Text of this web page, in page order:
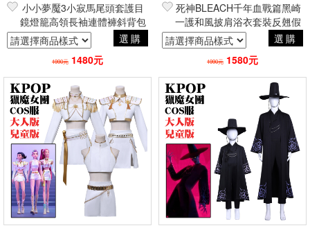
小小夢魘3小寂馬尾頭套護目
鏡燈籠高領長袖連體褲斜背包
套裝 萬聖節角色扮演Cosplay
選購
1990元 1480元
死神BLEACH千年血戰篇黑崎
一護和風披肩浴衣套裝反翹假
髮 萬聖節角色扮演Cosplay
選購
1990元 1580元